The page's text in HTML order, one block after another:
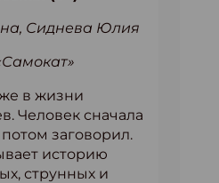
Сиднева Юлия
в жизни
Человек сначала
заговорил.
историю
струнных и